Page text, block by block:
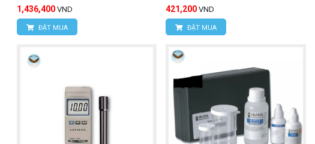
1,436,400 VND
ĐẶT MUA
421,200 VND
ĐẶT MUA